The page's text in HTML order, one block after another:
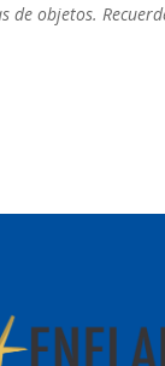
de objetos.